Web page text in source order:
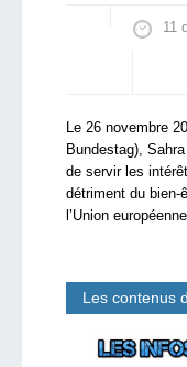
11
Le 26 novembre
Bundestag),
de servir les
détriment du bien-
l’Union
Les contenus